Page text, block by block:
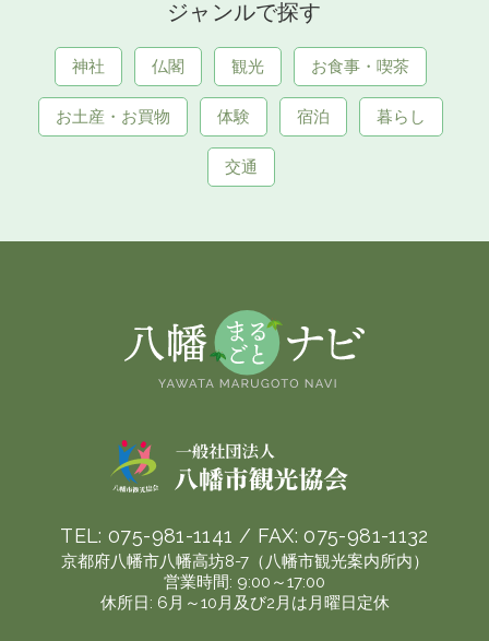
ジャンルで探す
神社 仏閣 観光 お食事・喫茶
お土産・お買物 体験 宿泊 暮らし
交通
TEL:075-981-1141 / FAX:075-981-1132
京都府八幡市八幡高坊8-7（八幡市観光案内所内）
営業時間: 9:00～17:00
休所日: 6月～10月及び2月は月曜日定休